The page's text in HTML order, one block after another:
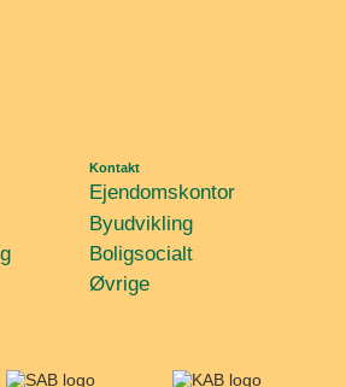
Kontakt
Ejendomskontor
Byudvikling
Boligsocialt
Øvrige